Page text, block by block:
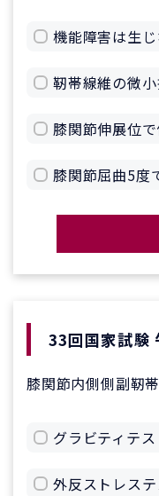
機能障害は生じ
靭帯線維の微小
膝関節伸展位
膝関節屈曲5度
33回国家試験
膝関節内側側副靭
グラビティテス
外反ストレステ